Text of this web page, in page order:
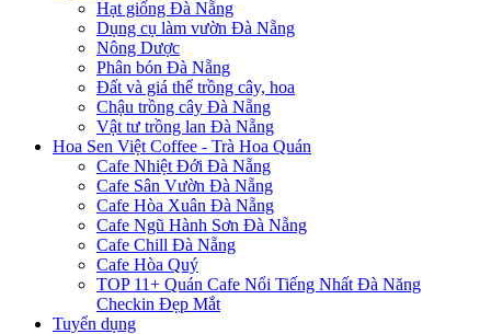
Hạt giống Đà Nẵng
Dụng cụ làm vườn Đà Nẵng
Nông Dược
Phân bón Đà Nẵng
Đất và giá thể trồng cây, hoa
Chậu trồng cây Đà Nẵng
Vật tư trồng lan Đà Nẵng
Hoa Sen Việt Coffee - Trà Hoa Quán
Cafe Nhiệt Đới Đà Nẵng
Cafe Sân Vườn Đà Nẵng
Cafe Hòa Xuân Đà Nẵng
Cafe Ngũ Hành Sơn Đà Nẵng
Cafe Chill Đà Nẵng
Cafe Hòa Quý
TOP 11+ Quán Cafe Nổi Tiếng Nhất Đà Năng
Checkin Đẹp Mắt
Tuyển dụng